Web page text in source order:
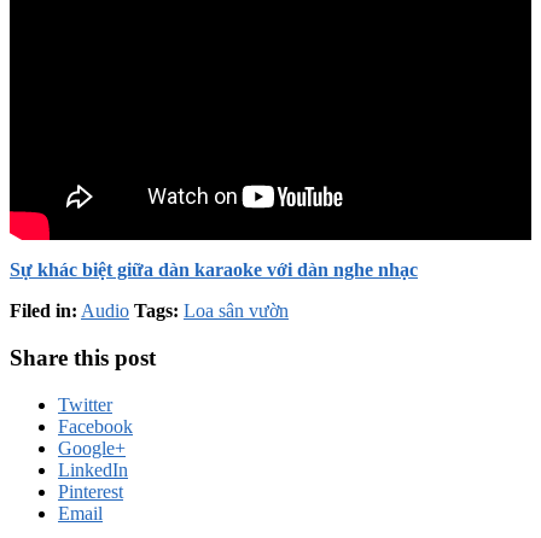
Sự khác biệt giữa dàn karaoke với dàn nghe nhạc
Filed in: Audio Tags: Loa sân vườn
Share this post
Twitter
Facebook
Google+
LinkedIn
Pinterest
Email